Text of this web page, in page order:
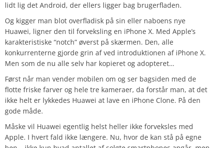
lidt lig det Android, der ellers ligger bag brugerfladen.
Og kigger man blot overfladisk på sin eller naboens nye
Huawei, ligner den til forveksling en iPhone X. Med Apple’s
karakteristiske “notch” øverst på skærmen. Den, alle
konkurrenterne gjorde grin af ved introduktionen af iPhone X.
Men som de nu alle selv har kopieret og adopteret…
Først når man vender mobilen om og ser bagsiden med de
flotte friske farver og hele tre kameraer, da forstår man, at det
ikke helt er lykkedes Huawei at lave en iPhone Clone. På den
gode måde.
Måske vil Huawei egentlig helst heller ikke forveksles med
Apple. I hvert fald ikke længere. Nu, hvor de kan stå på egne